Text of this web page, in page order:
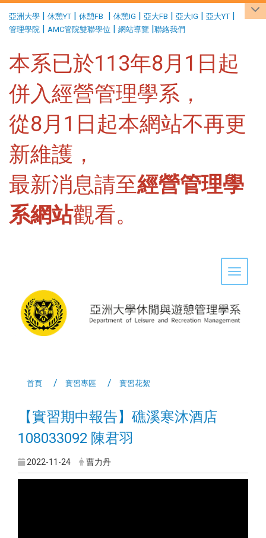
亞洲大學 | 休憩YT | 休憩FB | 休憩IG | 亞大FB | 亞大IG | 亞大YT |
管理學院 | AMC管院雙聯學位 | 網站導覽 |聯絡我們
本系已於113年8月1日起
併入經營管理學系，
從8月1日起本網站不再更
新維護，
最新消息請至經營管理學
系網站觀看。
Toggle
首頁 實習專區 實習花絮
【實習期中報告】礁溪寒沐酒店
108033092 陳君羽
2022-11-24 曹力丹